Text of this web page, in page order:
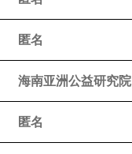
匿名
海南亚洲公益研究院
匿名